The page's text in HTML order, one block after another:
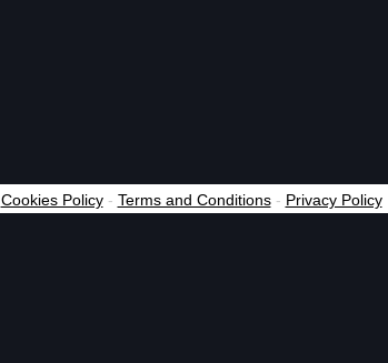
Cookies Policy- Terms and Conditions- Privacy Policy